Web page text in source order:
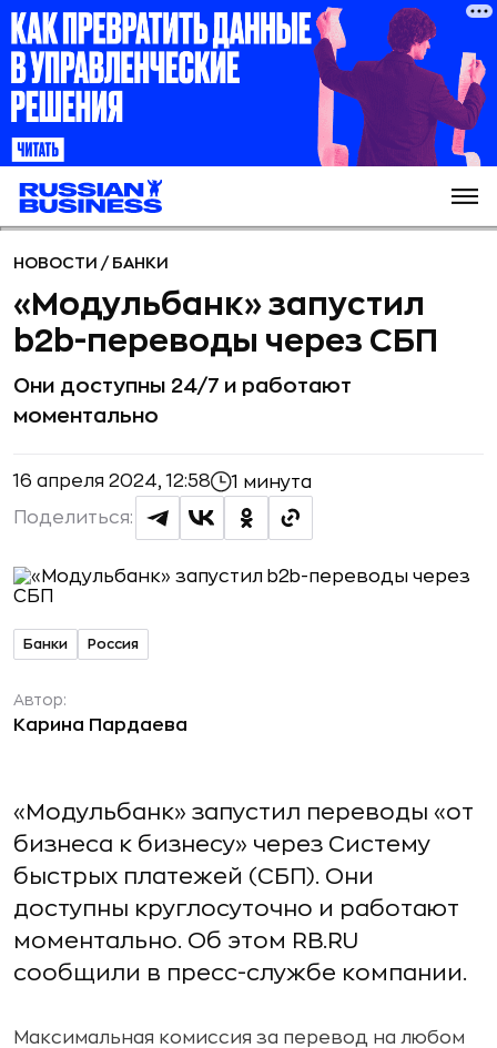
НОВОСТИ / БАНКИ
«Модульбанк» запустил
b2b-переводы через СБП
Они доступны 24/7 и работают
моментально
16 апреля 2024, 12:58 1 минута
Поделиться:
Банки Россия
Автор:
Карина Пардаева
«Модульбанк» запустил переводы «от
бизнеса к бизнесу» через Систему
быстрых платежей (СБП). Они
доступны круглосуточно и работают
моментально. Об этом RB.RU
сообщили в пресс-службе компании.
Максимальная комиссия за перевод на любом